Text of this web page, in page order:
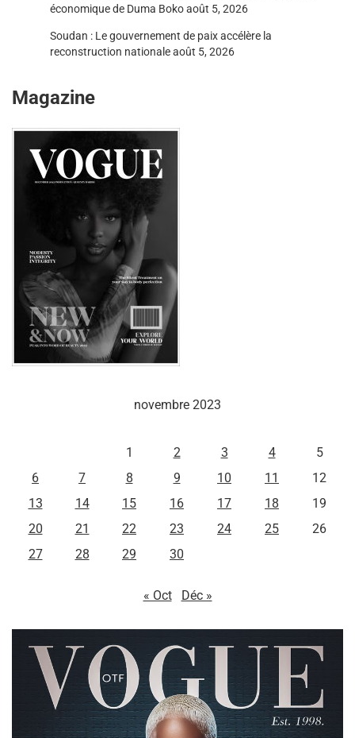
économique de Duma Bokoaoût 5, 2026
Soudan : Le gouvernement de paix accélère la
reconstruction nationaleaoût 5, 2026
Magazine
novembre 2023
1
2 3 4
5
6
7 8 9 10 11
12
13
14 15 16 17 18
19
20
21 22 23 24 25
26
27
28 29 30
« Oct Déc »